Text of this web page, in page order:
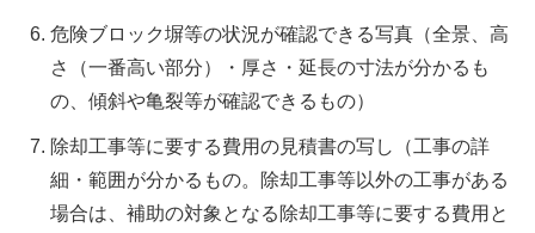
危険ブロック塀等の状況が確認できる写真（全景、高
さ（一番高い部分）・厚さ・延長の寸法が分かるも
の、傾斜や亀裂等が確認できるもの）
除却工事等に要する費用の見積書の写し（工事の詳
細・範囲が分かるもの。除却工事等以外の工事がある
場合は、補助の対象となる除却工事等に要する費用と